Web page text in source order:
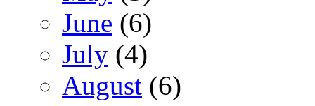
June (6)
July (4)
August (6)